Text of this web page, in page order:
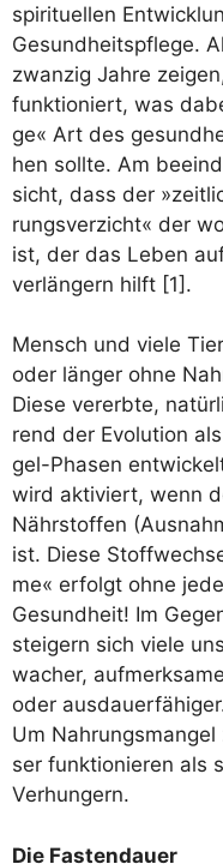
spi­ri­tu­el­len
Gesund­heits­pfle­ge.
zwan­zig Jah­re
funk­tio­niert, was
ge« Art des
hen soll­te. Am
sicht, dass der
rungs­ver­zicht« der
ist, der das Leben
ver­län­gern hilft [1].
Mensch und vie­le
oder län­ger ohne
Die­se ver­erb­te,
rend der Evo­lu­ti­on
gel-Pha­sen
wird akti­viert, wenn
Nähr­stof­fen
ist. Die­se
me« erfolgt ohne
Gesund­heit! Im
stei­gern sich vie­le
wacher,
oder
Um
ser funk­tio­nie­ren als
Verhungern.
Die Fas­ten­dau­er